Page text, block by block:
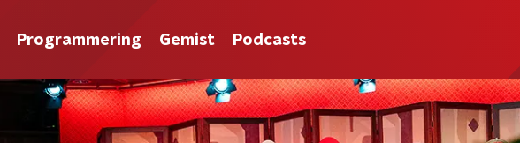
Programmering Gemist Podcasts